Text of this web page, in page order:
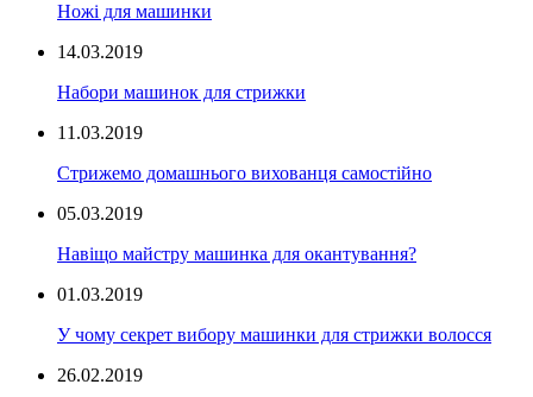
Ножі для машинки
14.03.2019
Набори машинок для стрижки
11.03.2019
Стрижемо домашнього вихованця самостійно
05.03.2019
Навіщо майстру машинка для окантування?
01.03.2019
У чому секрет вибору машинки для стрижки волосся
26.02.2019